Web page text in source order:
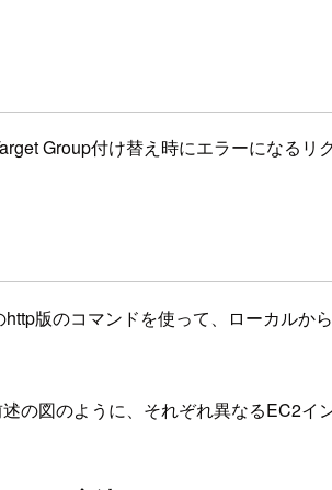
Group付け替え時にエラーになるリ
http版のコマンドを使って、ローカルか
の図のように、それぞれ異なるEC2イ